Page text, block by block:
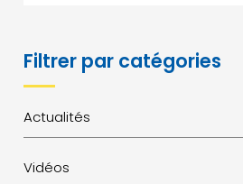
Filtrer par catégories
Actualités
Vidéos